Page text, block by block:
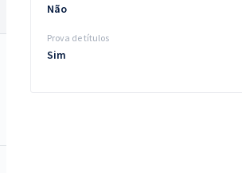
Não
Prova de títulos
Sim